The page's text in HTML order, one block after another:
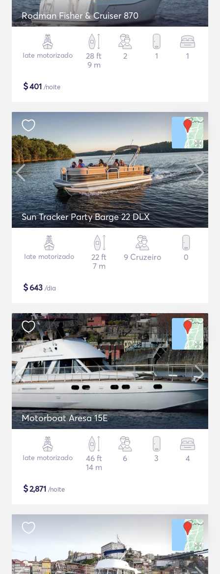
Rodman Fisher & Cruiser 870
Iate motorizado
28 ft
9 m
2 1 1
$401 /noite
Sun Tracker Party Barge 22 DLX
Iate motorizado
22 ft
7 m
9 Cruzeiro 0
$643 /dia
Motorboat Aresa 15E
Iate motorizado
46 ft
14 m
6 3 4
$2,871 /noite